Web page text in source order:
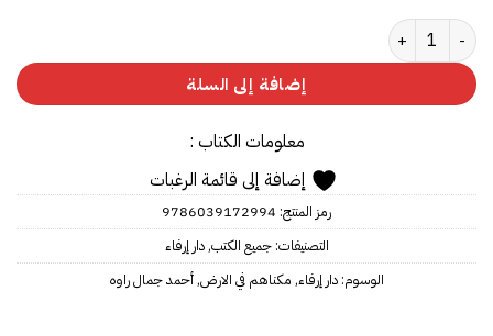
كمية مكناهم في الارض
إضافة إلى السلة
معلومات الكتاب :
إضافة إلى قائمة الرغبات
رمز المنتج: 9786039172994
التصنيفات:جميع الكتب,دار إرفاء
الوسوم: دار إرفاء, مكناهم في الارض,